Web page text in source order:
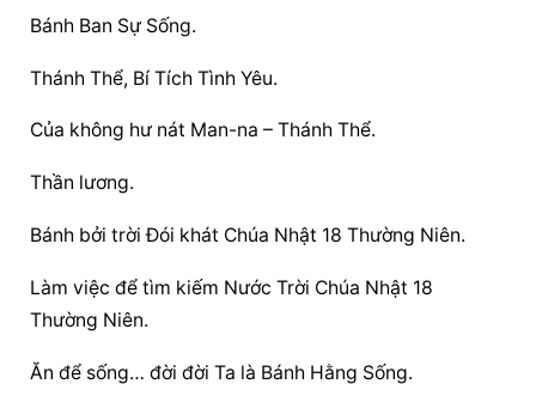
Bánh Ban Sự Sống.
Thánh Thể, Bí Tích Tình Yêu.
Của không hư nát Man-na – Thánh Thể.
Thần lương.
Bánh bởi trời Đói khát Chúa Nhật 18 Thường Niên.
Làm việc để tìm kiếm Nước Trời Chúa Nhật 18
Thường Niên.
Ăn để sống… đời đời Ta là Bánh Hằng Sống.